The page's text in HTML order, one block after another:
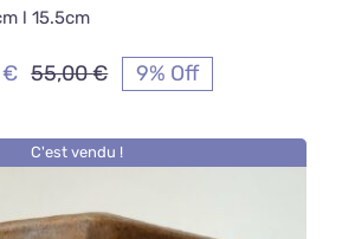
l 15.5cm
55,00€Le
initial
était :
€
Le
actuel
est :
9% Off
C'est vendu !